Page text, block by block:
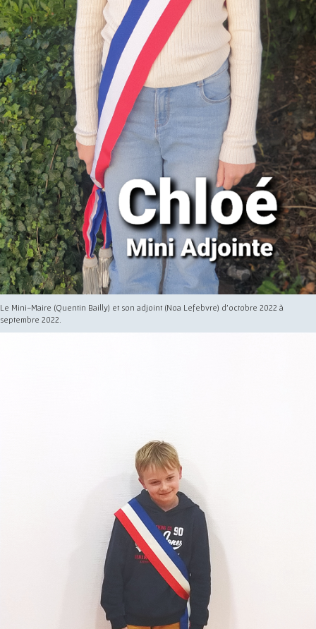
Le Mini-Maire (Quentin Bailly) et son adjoint (Noa Lefebvre) d'octobre 2022 à
septembre 2022.